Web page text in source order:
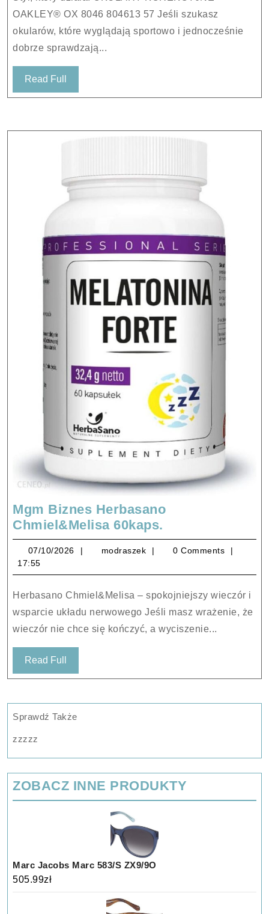
804613
57
OAKLEY® OX 8046 804613 57 Jeśli szukasz
okularów, które wyglądają sportowo i jednocześnie
dobrze sprawdzają...
Read Full
Full
Mgm Biznes Herbasano
Chmiel&Melisa 60kaps.
Biznes
Herbasano
Chmiel&Melisa
07/10/2026 07/10/2026
modraszek modraszek
0 Comments
17:55
Herbasano Chmiel&Melisa – spokojniejszy wieczór i
wsparcie układu nerwowego Jeśli masz wrażenie, że
wieczór nie chce się kończyć, a wyciszenie...
Read Full
Full
Sprawdź Także
zzzzz
ZOBACZ INNE PRODUKTY
Marc Jacobs Marc 583/S ZX9/9O
505.99zł